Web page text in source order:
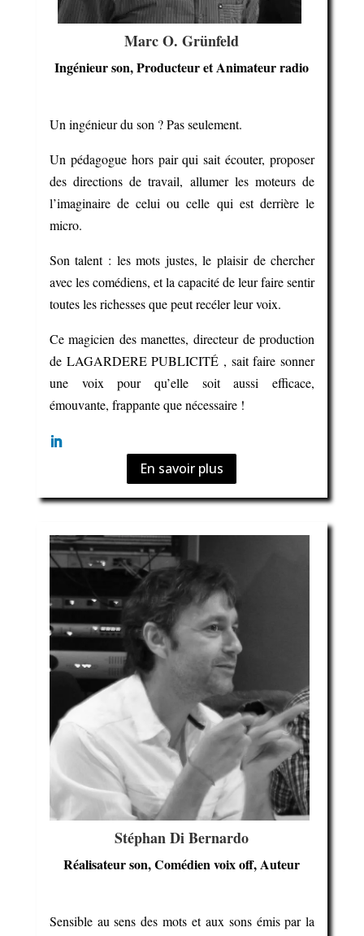
Marc O. Grünfeld
Ingénieur son, Producteur et Animateur radio
Un ingénieur du son ? Pas seulement.
Un pédagogue hors pair qui sait écouter, proposer
des directions de travail, allumer les moteurs de
l’imaginaire de celui ou celle qui est derrière le
micro.
Son talent : les mots justes, le plaisir de chercher
avec les comédiens, et la capacité de leur faire sentir
toutes les richesses que peut recéler leur voix.
Ce magicien des manettes, directeur de production
de LAGARDERE PUBLICITÉ , sait faire sonner
une voix pour qu’elle soit aussi efficace,
émouvante, frappante que nécessaire !
En savoir plus
Stéphan Di Bernardo
Réalisateur son, Comédien voix off, Auteur
Sensible au sens des mots et aux sons émis par la